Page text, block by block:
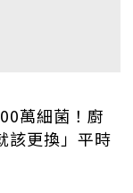
萬細菌！廚
該更換」平時